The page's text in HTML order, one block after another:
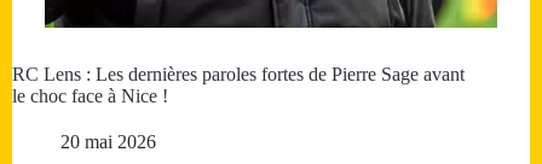
RC Lens : Les dernières paroles fortes de Pierre Sage avant
le choc face à Nice !
20 mai 2026